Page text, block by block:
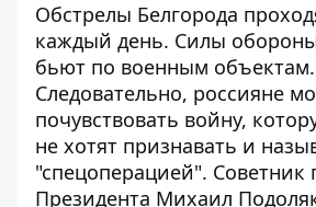
Обстрелы Белгорода
каждый день. Силы
бьют по военным объектам.
Следовательно, россияне
почувствовать войну,
не хотят признавать и
"спецоперацией". Советник
Президента Михаил